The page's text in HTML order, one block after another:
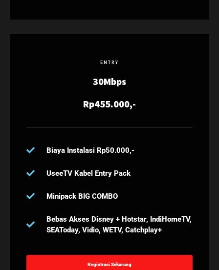
ENTRY
30Mbps
Rp455.000,-
Biaya Instalasi Rp50.000,-
UseeTV Kabel Entry Pack
Minipack BIG COMBO
Bebas Akses Disney + Hotstar, IndiHomeTV,
SEAToday, Vidio, WETV, Catchplay+
Registrasi Sekarang